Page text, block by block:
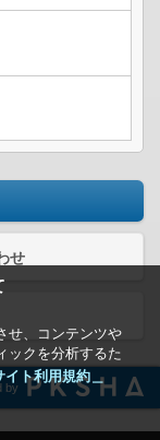
せ、コンテンツや
ックを分析するた
イト利用規約＿
せ
by